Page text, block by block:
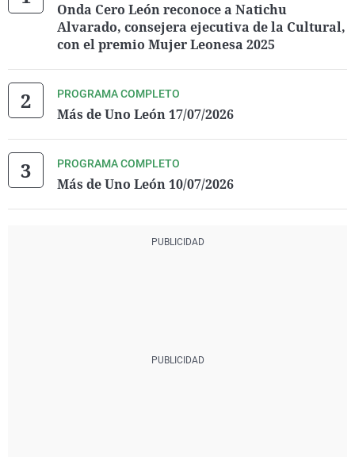
Onda Cero León reconoce a Natichu
Alvarado, consejera ejecutiva de la Cultural,
con el premio Mujer Leonesa 2025
PROGRAMA COMPLETO
Más de Uno León 17/07/2026
PROGRAMA COMPLETO
Más de Uno León 10/07/2026